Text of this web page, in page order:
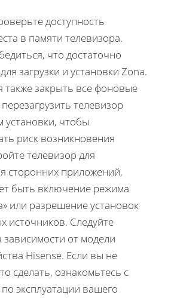
доступность
в памяти телевизора.
что достаточно
загрузки и установки Zona.
также закрыть все фоновые
телевизор
установки, чтобы
риск возникновения
телевизор для
сторонних приложений,
быть включение режима
или разрешение установок
источников. Следуйте
зависимости от модели
Hisense. Если вы не
сделать, ознакомьтесь с
эксплуатации вашего